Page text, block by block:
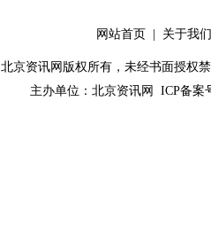
网站首页 关于我们
北京资讯网版权所有，未经书面授权
主办单位： 北京资讯网 ICP备案